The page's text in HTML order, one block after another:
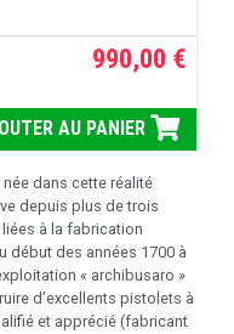
990,00 €
AU PANIER
dans cette réalité
depuis plus de trois
à la fabrication
début des années 1700 à
« archibusaro »
d’excellents pistolets à
et apprécié (fabricant